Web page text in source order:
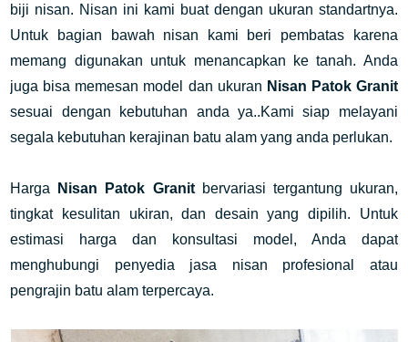
biji nisan. Nisan ini kami buat dengan ukuran standartnya.
Untuk bagian bawah nisan kami beri pembatas karena
memang digunakan untuk menancapkan ke tanah. Anda
juga bisa memesan model dan ukuran Nisan Patok Granit
sesuai dengan kebutuhan anda ya..Kami siap melayani
segala kebutuhan kerajinan batu alam yang anda perlukan.
Harga Nisan Patok Granit bervariasi tergantung ukuran,
tingkat kesulitan ukiran, dan desain yang dipilih. Untuk
estimasi harga dan konsultasi model, Anda dapat
menghubungi penyedia jasa nisan profesional atau
pengrajin batu alam terpercaya.